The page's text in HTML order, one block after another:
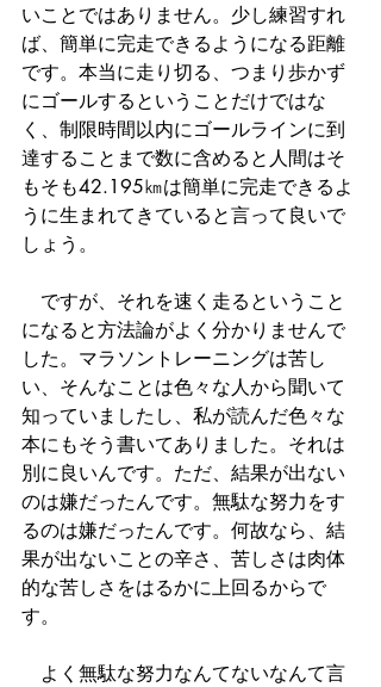
いことではありません。少し練習すれ
ば、簡単に完走できるようになる距離
です。本当に走り切る、つまり歩かず
にゴールするということだけではな
く、制限時間以内にゴールラインに到
達することまで数に含めると人間はそ
もそも42.195㎞は簡単に完走できるよ
うに生まれてきていると言って良いで
しょう。
ですが、それを速く走るということ
になると方法論がよく分かりませんで
した。マラソントレーニングは苦し
い、そんなことは色々な人から聞いて
知っていましたし、私が読んだ色々な
本にもそう書いてありました。それは
別に良いんです。ただ、結果が出ない
のは嫌だったんです。無駄な努力をす
るのは嫌だったんです。何故なら、結
果が出ないことの辛さ、苦しさは肉体
的な苦しさをはるかに上回るからで
す。
よく無駄な努力なんてないなんて言